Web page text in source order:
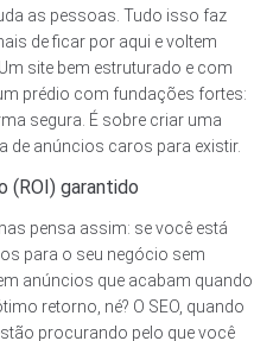
as pessoas. Tudo isso faz
de ficar por aqui e voltem
site bem estruturado e com
prédio com fundações fortes:
segura. É sobre criar uma
de anúncios caros para existir.
(ROI) garantido
pensa assim: se você está
para o seu negócio sem
anúncios que acabam quando
retorno, né? O SEO, quando
procurando pelo que você